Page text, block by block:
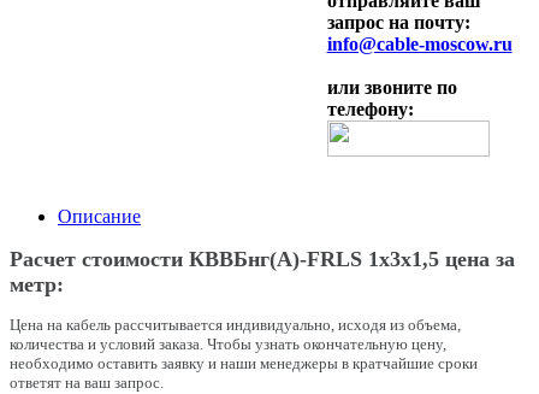
запрос на почту:
info@cable-moscow.ru
или звоните по
телефону:
Описание
Расчет стоимости КВВБнг(A)-FRLS 1х3х1,5 цена за
метр:
Цена на кабель рассчитывается индивидуально, исходя из объема,
количества и условий заказа. Чтобы узнать окончательную цену,
необходимо оставить заявку и наши менеджеры в кратчайшие сроки
ответят на ваш запрос.